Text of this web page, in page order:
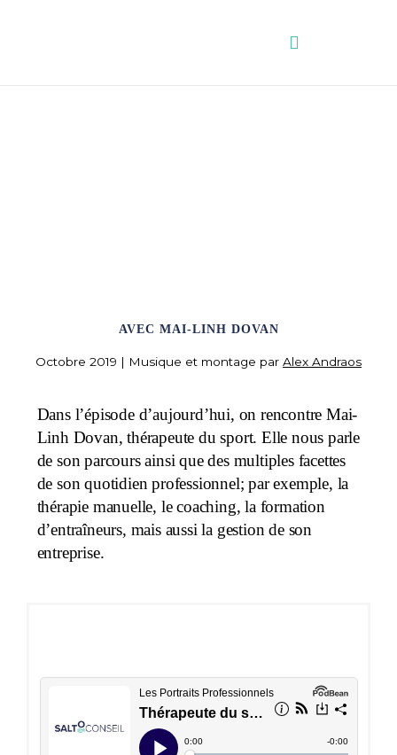
AVEC MAI-LINH DOVAN
Octobre 2019 | Musique et montage par Alex Andraos
Dans l’épisode d’aujourd’hui, on rencontre Mai-
Linh Dovan, thérapeute du sport. Elle nous parle
de son parcours ainsi que des multiples facettes
de son quotidien professionnel; par exemple, la
thérapie manuelle, le coaching, la formation
d’entraîneurs, mais aussi la gestion de son
entreprise.